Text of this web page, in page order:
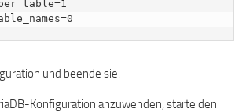
und beende sie.
Konfiguration anzuwenden, starte den